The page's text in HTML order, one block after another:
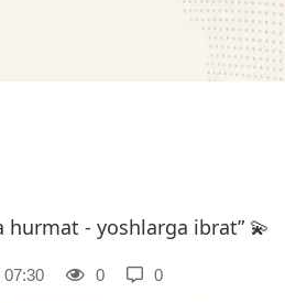
hurmat - yoshlarga ibrat” 💫
07:30 0 0